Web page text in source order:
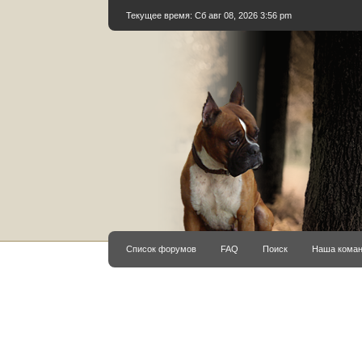
Текущее время: Сб авг 08, 2026 3:56 pm
Список форумов FAQ Поиск Наша